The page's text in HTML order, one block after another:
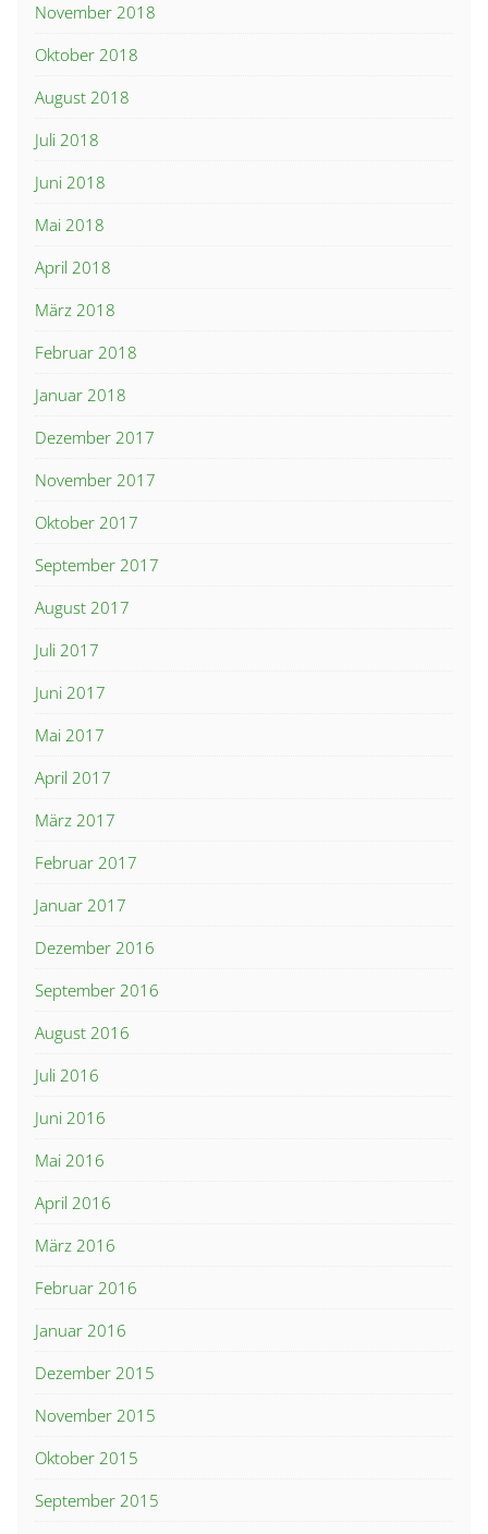
November 2018
Oktober 2018
August 2018
Juli 2018
Juni 2018
Mai 2018
April 2018
März 2018
Februar 2018
Januar 2018
Dezember 2017
November 2017
Oktober 2017
September 2017
August 2017
Juli 2017
Juni 2017
Mai 2017
April 2017
März 2017
Februar 2017
Januar 2017
Dezember 2016
September 2016
August 2016
Juli 2016
Juni 2016
Mai 2016
April 2016
März 2016
Februar 2016
Januar 2016
Dezember 2015
November 2015
Oktober 2015
September 2015